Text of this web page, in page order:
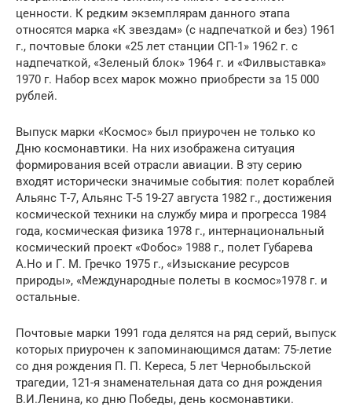
ценности. К редким экземплярам данного этапа
относятся марка «К звездам» (с надпечаткой и без) 1961
г., почтовые блоки «25 лет станции СП-1» 1962 г. с
надпечаткой, «Зеленый блок» 1964 г. и «Филвыставка»
1970 г. Набор всех марок можно приобрести за 15 000
рублей.
Выпуск марки «Космос» был приурочен не только ко
Дню космонавтики. На них изображена ситуация
формирования всей отрасли авиации. В эту серию
входят исторически значимые события: полет кораблей
Альянс Т-7, Альянс Т-5 19-27 августа 1982 г., достижения
космической техники на службу мира и прогресса 1984
года, космическая физика 1978 г., интернациональный
космический проект «Фобос» 1988 г., полет Губарева
А.Но и Г. М. Гречко 1975 г., «Изыскание ресурсов
природы», «Международные полеты в космос»1978 г. и
остальные.
Почтовые марки 1991 года делятся на ряд серий, выпуск
которых приурочен к запоминающимся датам: 75-летие
со дня рождения П. П. Кереса, 5 лет Чернобыльской
трагедии, 121-я знаменательная дата со дня рождения
В.И.Ленина, ко дню Победы, день космонавтики.